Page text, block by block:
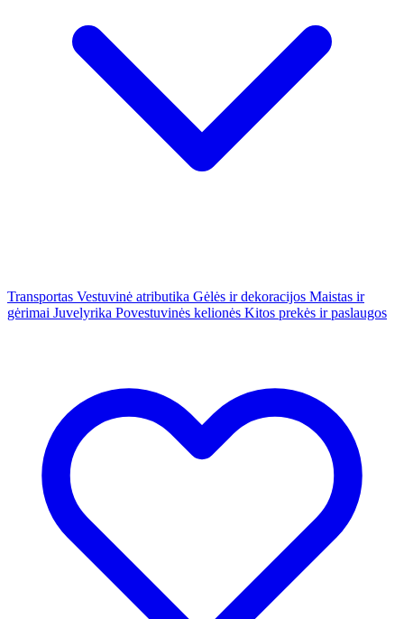
Transportas Vestuvinė atributika Gėlės ir dekoracijos Maistas ir
gėrimai Juvelyrika Povestuvinės kelionės Kitos prekės ir paslaugos